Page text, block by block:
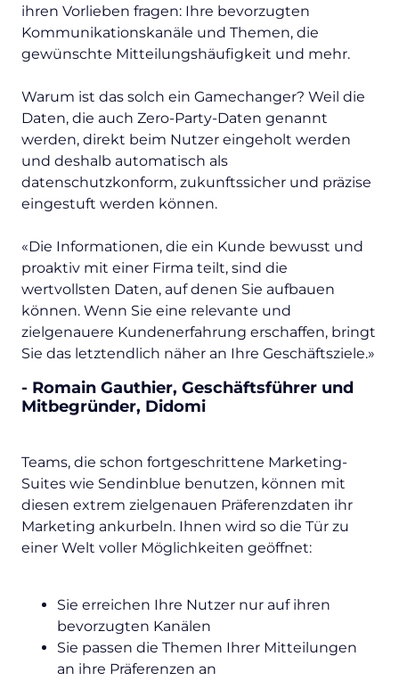
ihren Vorlieben fragen: Ihre bevorzugten
Kommunikationskanäle und Themen, die
gewünschte Mitteilungshäufigkeit und mehr.
Warum ist das solch ein Gamechanger? Weil die
Daten, die auch Zero-Party-Daten genannt
werden, direkt beim Nutzer eingeholt werden
und deshalb automatisch als
datenschutzkonform, zukunftssicher und präzise
eingestuft werden können.
«Die Informationen, die ein Kunde bewusst und
proaktiv mit einer Firma teilt, sind die
wertvollsten Daten, auf denen Sie aufbauen
können. Wenn Sie eine relevante und
zielgenauere Kundenerfahrung erschaffen, bringt
Sie das letztendlich näher an Ihre Geschäftsziele.»
- Romain Gauthier, Geschäftsführer und
Mitbegründer, Didomi
Teams, die schon fortgeschrittene Marketing-
Suites wie Sendinblue benutzen, können mit
diesen extrem zielgenauen Präferenzdaten ihr
Marketing ankurbeln. Ihnen wird so die Tür zu
einer Welt voller Möglichkeiten geöffnet:
Sie erreichen Ihre Nutzer nur auf ihren
bevorzugten Kanälen
Sie passen die Themen Ihrer Mitteilungen
an ihre Präferenzen an